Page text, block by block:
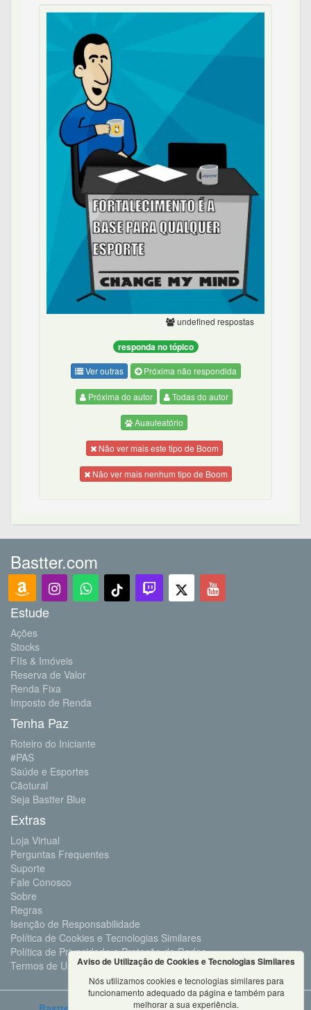
undefined respostas
responda no tópico
Ver outras Próxima não respondida
Próxima do autor Todas do autor
Auauleatório
Não ver mais este tipo de Boom
Não ver mais nenhum tipo de Boom
Bastter.com
Estude
Ações
Stocks
FIIs & Imóveis
Reserva de Valor
Renda Fixa
Imposto de Renda
Tenha Paz
Roteiro do Iniciante
#PAS
Saúde e Esportes
Cãotural
Seja Bastter Blue
Extras
Loja Virtual
Perguntas Frequentes
Suporte
Fale Conosco
Sobre
Regras
Isenção de Responsabilidade
Política de Cookies e Tecnologias Similares
Política de Privacidade e Proteção de Dados
Termos de UsoAviso de Utilização de Cookies e Tecnologias Similares
Nós utilizamos cookies e tecnologias similares para
funcionamento adequado da página e também para
melhorar a sua experiência.